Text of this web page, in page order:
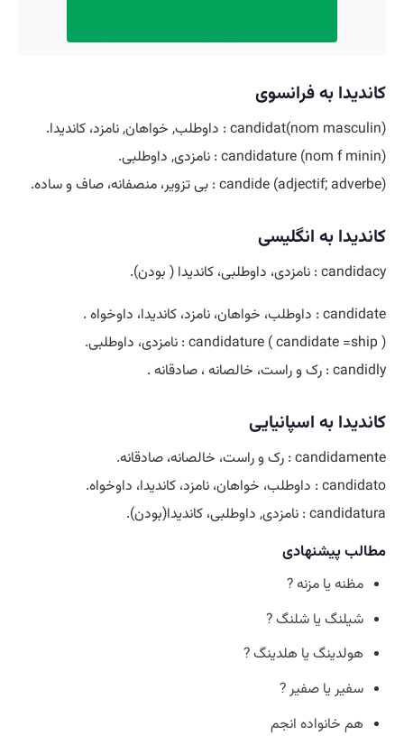
کاندیدا به فرانسوی
(candidat(nom masculin : داوطلب, خواهان, نامزد، کاندیدا.
(candidature (nom f minin : نامزدی, داوطلبی.
(candide (adjectif; adverbe : بی تزویر، منصفانه، صاف و ساده.
کاندیدا به انگلیسی
candidacy : نامزدی، داوطلبی، کاندیدا ( بودن).
candidate : داوطلب، خواهان، نامزد، کاندیدا، داوخواه .
( candidature ( candidate =ship : نامزدی، داوطلبی.
candidly : رک و راست، خالصانه ، صادقانه .
کاندیدا به اسپانیایی
candidamente : رک و راست، خالصانه، صادقانه.
candidato : داوطلب، خواهان، نامزد، کاندیدا، داوخواه.
candidatura : نامزدی, داوطلبی، کاندیدا(بودن).
مطالب پیشنهادی
مظنه یا مزنه ?
شیلنگ یا شلنگ ?
هولدینگ یا هلدینگ ?
سفیر یا صفیر ?
هم خانواده انجم